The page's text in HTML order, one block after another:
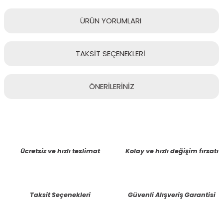
ÜRÜN YORUMLARI
TAKSİT SEÇENEKLERİ
ÖNERİLERİNİZ
Ürün bilgilerinde hatalar bulunuyor.
Ücretsiz ve hızlı teslimat Kolay ve hızlı değişim fırsatı
Taksit Seçenekleri Güvenli Alışveriş Garantisi